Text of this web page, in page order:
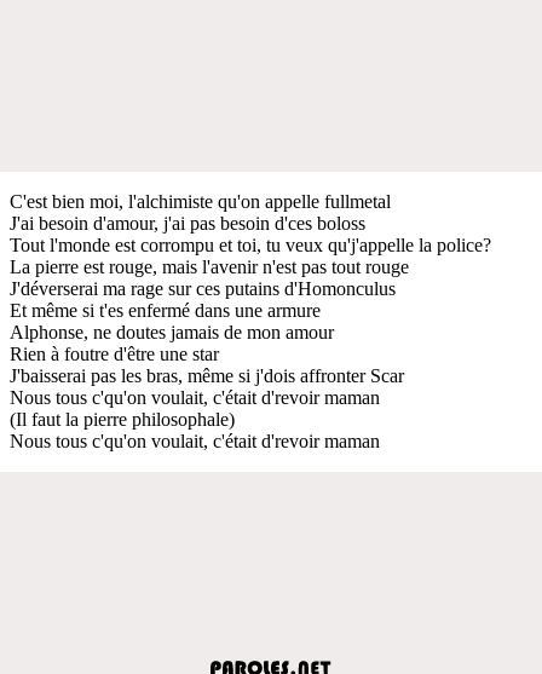
C'est bien moi, l'alchimiste qu'on appelle fullmetal
J'ai besoin d'amour, j'ai pas besoin d'ces boloss
Tout l'monde est corrompu et toi, tu veux qu'j'appelle la police?
La pierre est rouge, mais l'avenir n'est pas tout rouge
J'déverserai ma rage sur ces putains d'Homonculus
Et même si t'es enfermé dans une armure
Alphonse, ne doutes jamais de mon amour
Rien à foutre d'être une star
J'baisserai pas les bras, même si j'dois affronter Scar
Nous tous c'qu'on voulait, c'était d'revoir maman
(Il faut la pierre philosophale)
Nous tous c'qu'on voulait, c'était d'revoir maman